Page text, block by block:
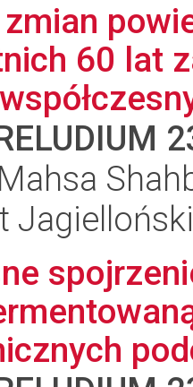
60 lat
Jagielloński